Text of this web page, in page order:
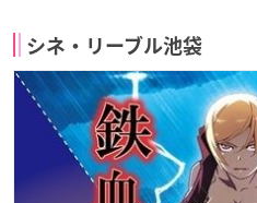
シネ・リーブル池袋